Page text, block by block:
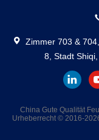
Zimmer 703 &
8, Stadt
China Gute Qualität
Urheberrecht © 2016-